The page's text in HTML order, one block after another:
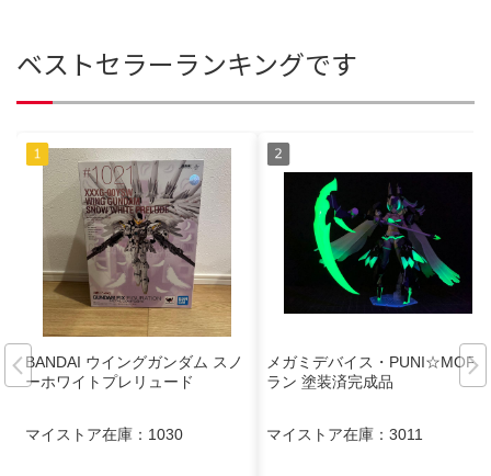
ベストセラーランキングです
BANDAI ウイングガンダム スノ
ーホワイトプレリュード
マイストア在庫： 1030
メガミデバイス・PUNI☆MOFU
ラン 塗装済完成品
マイストア在庫： 3011